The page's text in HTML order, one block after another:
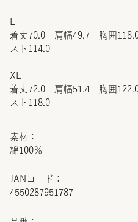
JANコード：
4550287951787
着丈70.0 肩幅49.7 胸囲
スト114.0
XL
着丈72.0 肩幅51.4 胸囲
スト118.0
素材：
綿100％